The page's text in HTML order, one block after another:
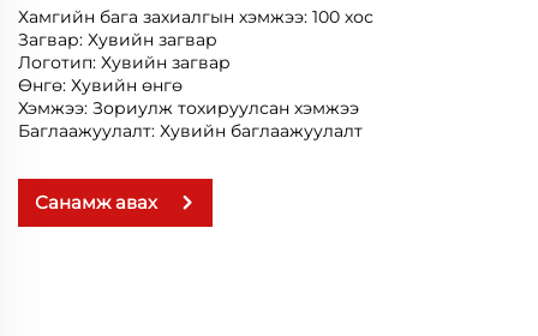
Хамгийн бага захиалгын хэмжээ: 100 хос
Загвар: Хувийн загвар
Логотип: Хувийн загвар
Өнгө: Хувийн өнгө
Хэмжээ: Зориулж тохируулсан хэмжээ
Баглаажуулалт: Хувийн баглаажуулалт
Санамж авах